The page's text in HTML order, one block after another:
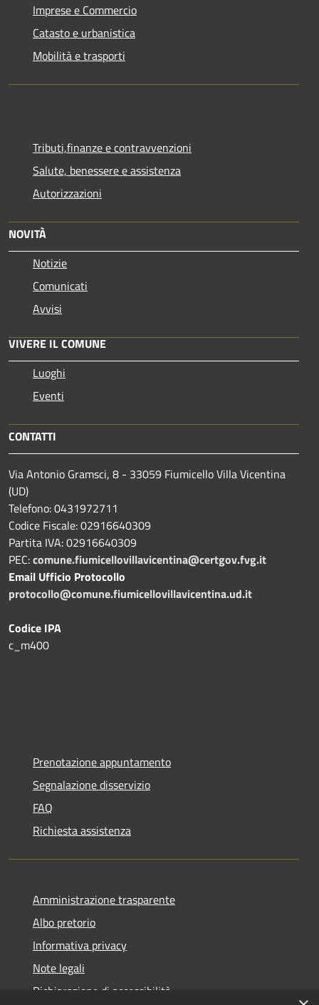
Imprese e Commercio
Catasto e urbanistica
Mobilità e trasporti
Tributi,finanze e contravvenzioni
Salute, benessere e assistenza
Autorizzazioni
NOVITÀ
Notizie
Comunicati
Avvisi
VIVERE IL COMUNE
Luoghi
Eventi
CONTATTI
Via Antonio Gramsci, 8 - 33059 Fiumicello Villa Vicentina
(UD)
Telefono: 0431972711
Codice Fiscale: 02916640309
Partita IVA: 02916640309
PEC:comune.fiumicellovillavicentina@certgov.fvg.it
Email Ufficio Protocollo
protocollo@comune.fiumicellovillavicentina.ud.it
Codice IPA
c_m400
Prenotazione appuntamento
Segnalazione disservizio
FAQ
Richiesta assistenza
Amministrazione trasparente
Albo pretorio
Informativa privacy
Note legali
Dichiarazione di accessibilità